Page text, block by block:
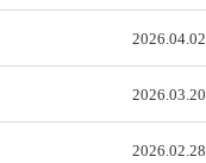
2026.04.02
2026.03.20
2026.02.28